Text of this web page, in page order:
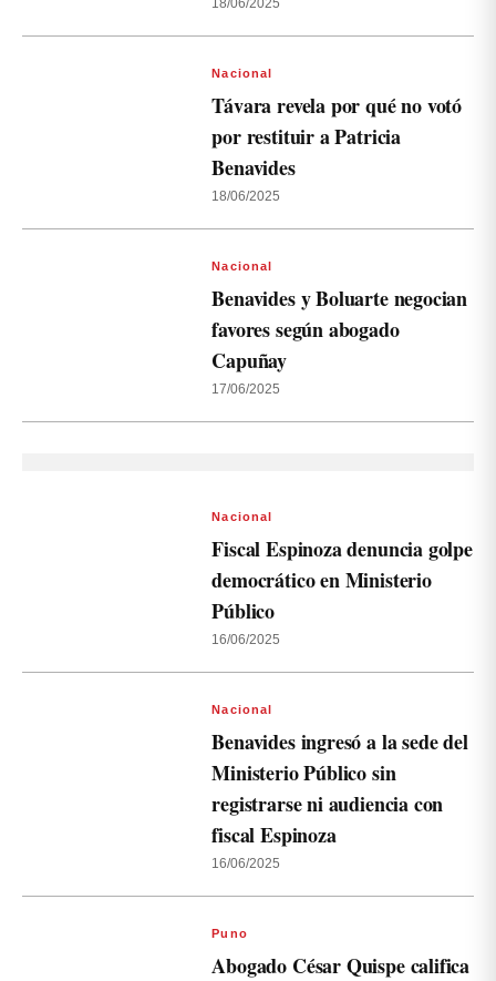
18/06/2025
Nacional
Távara revela por qué no votó
por restituir a Patricia
Benavides
18/06/2025
Nacional
Benavides y Boluarte negocian
favores según abogado
Capuñay
17/06/2025
Nacional
Fiscal Espinoza denuncia golpe
democrático en Ministerio
Público
16/06/2025
Nacional
Benavides ingresó a la sede del
Ministerio Público sin
registrarse ni audiencia con
fiscal Espinoza
16/06/2025
Puno
Abogado César Quispe califica